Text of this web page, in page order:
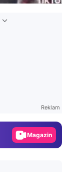
Reklam
Magazin